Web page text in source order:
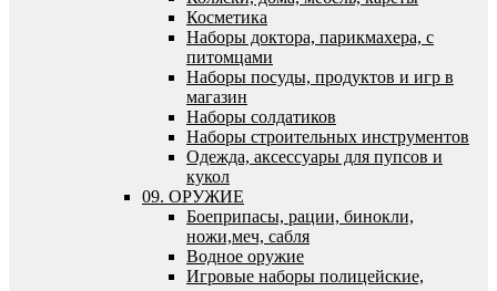
Косметика
Наборы доктора, парикмахера, с
питомцами
Наборы посуды, продуктов и игр в
магазин
Наборы солдатиков
Наборы строительных инструментов
Одежда, аксессуары для пупсов и
кукол
09. ОРУЖИЕ
Боеприпасы, рации, бинокли,
ножи,меч, сабля
Водное оружие
Игровые наборы полицейские,